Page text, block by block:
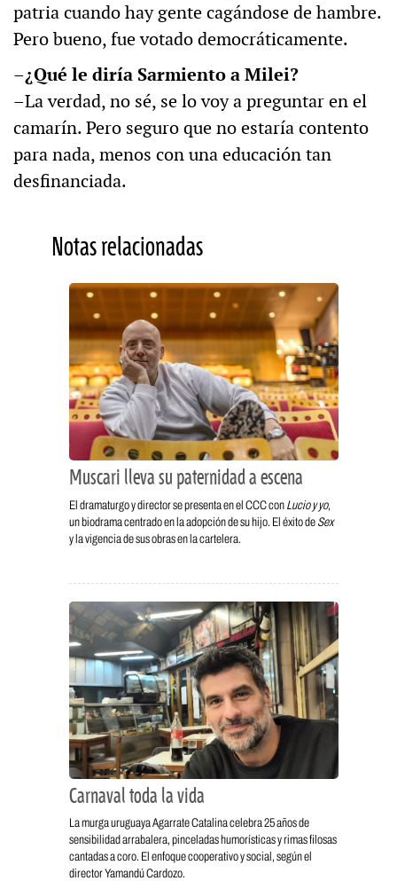
patria cuando hay gente cagándose de hambre.
Pero bueno, fue votado democráticamente.
–¿Qué le diría Sarmiento a Milei?
–La verdad, no sé, se lo voy a preguntar en el
camarín. Pero seguro que no estaría contento
para nada, menos con una educación tan
desfinanciada.
Notas relacionadas
Muscari lleva su paternidad a escena
El dramaturgo y director se presenta en el CCC con Lucio y yo,
un biodrama centrado en la adopción de su hijo. El éxito de Sex
y la vigencia de sus obras en la cartelera.
Carnaval toda la vida
La murga uruguaya Agarrate Catalina celebra 25 años de
sensibilidad arrabalera, pinceladas humorísticas y rimas filosas
cantadas a coro. El enfoque cooperativo y social, según el
director Yamandú Cardozo.